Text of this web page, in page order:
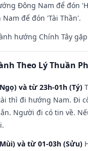
Đông Nam để đón
để đón 'Tài Thần'.
hướng Chính Tây
Theo Lý Thuần
và từ 23h-01h (Tý)
thì đi hướng Nam. Đi
Người đi có tin về.
và từ 01-03h (Sửu)